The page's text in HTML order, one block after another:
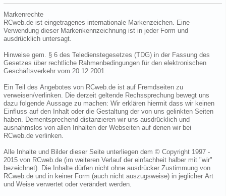
Markenrechte
RCweb.de ist eingetragenes internationale Markenzeichen. Eine
Verwendung dieser Markenkennzeichnung ist in jeder Form und
ausdrücklich untersagt.
Hinweise gem. § 6 des Teledienstegesetzes (TDG) in der Fassung des
Gesetzes über rechtliche Rahmenbedingungen für den elektronischen
Geschäftsverkehr vom 20.12.2001
Ein Teil des Angebotes von RCweb.de ist auf Fremdseiten zu
verweisen/verlinken. Die derzeit geltende Rechssprechung bewegt uns
dazu folgende Aussage zu machen: Wir erklären hiermit dass wir keinen
Einfluss auf den Inhalt oder die Gestaltung der von uns gelinkten Seiten
haben. Dementsprechend distanzieren wir uns ausdrücklich und
ausnahmslos von allen Inhalten der Webseiten auf denen wir bei
RCweb.de verlinken.
Alle Inhalte und Bilder dieser Seite unterliegen dem © Copyright 1997 -
2015 von RCweb.de (im weiteren Verlauf der einfachheit halber mit "wir"
bezeichnet). Die Inhalte dürfen nicht ohne ausdrücker Zustimmung von
RCweb.de und in keiner Form (auch nicht auszugsweise) in jeglicher Art
und Weise verwertet oder verändert werden.